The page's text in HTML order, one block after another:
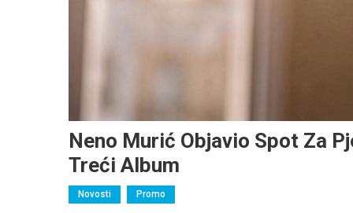
Neno Murić Objavio Spot Za
Treći Album
Novosti Promo